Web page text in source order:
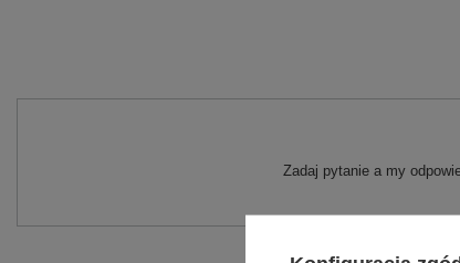
Zadaj pytanie a my